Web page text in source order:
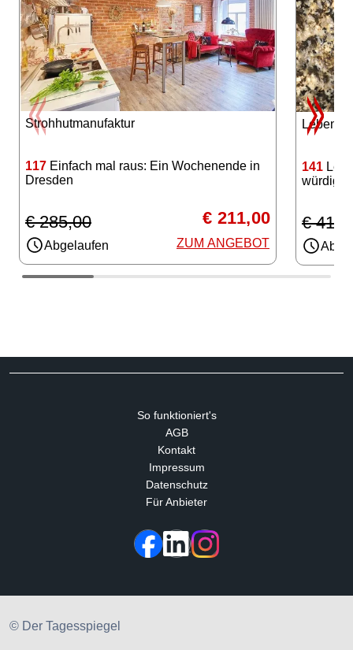
Strohhutmanufaktur
117 Einfach mal raus: Ein Wochenende in
Dresden
€ 285,00
Abgelaufen
€ 211,00
ZUM ANGEBOT
141
würdigen
€
So funktioniert's
AGB
Kontakt
Impressum
Datenschutz
Für Anbieter
© Der Tagesspiegel